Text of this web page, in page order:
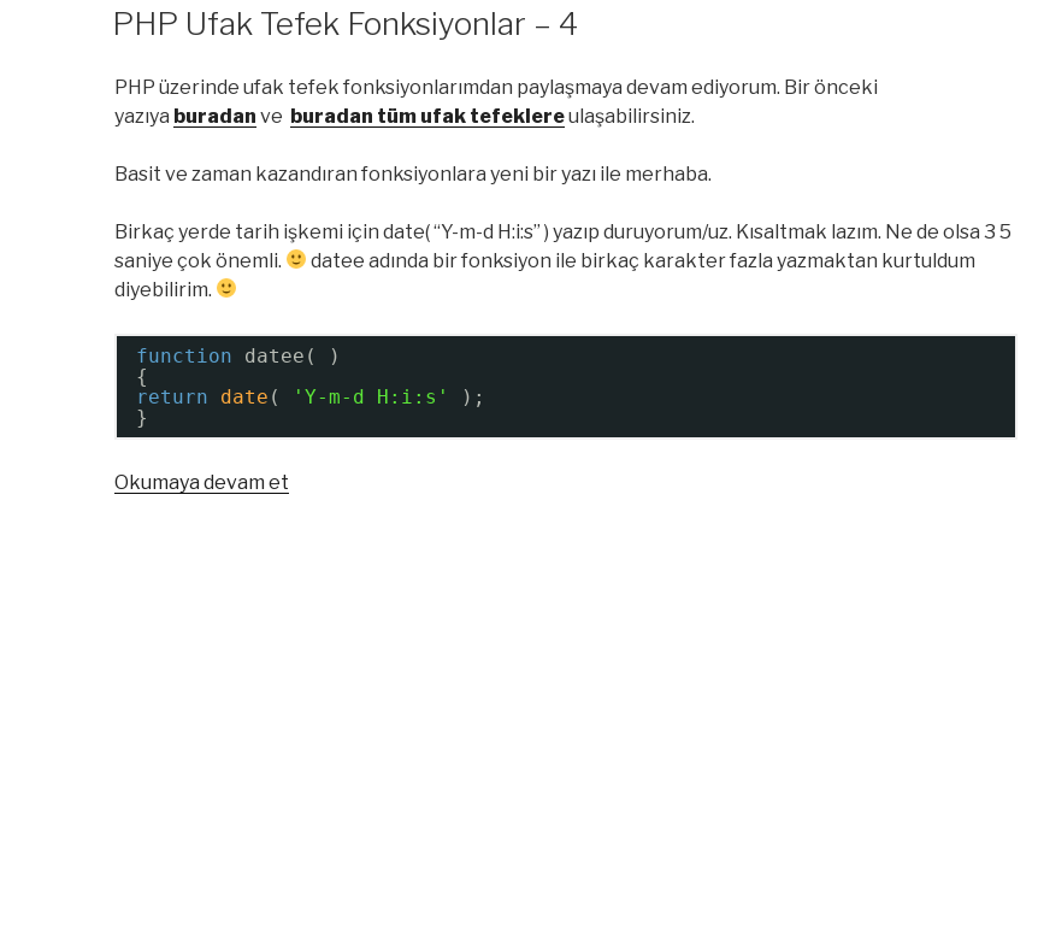
PHP Ufak Tefek Fonksiyonlar – 4
PHP üzerinde ufak tefek fonksiyonlarımdan paylaşmaya devam ediyorum. Bir önceki
yazıya buradan ve buradan tüm ufak tefeklereulaşabilirsiniz.
Basit ve zaman kazandıran fonksiyonlara yeni bir yazı ile merhaba.
Birkaç yerde tarih işkemi için date( “Y-m-d H:i:s” ) yazıp duruyorum/uz. Kısaltmak lazım. Ne de olsa 3 5
saniye çok önemli.
datee adında bir fonksiyon ile birkaç karakter fazla yazmaktan kurtuldum
diyebilirim.
function
datee( )
{
return
date ( 'Y-m-d H:i:s'
);
}
Okumaya devam et